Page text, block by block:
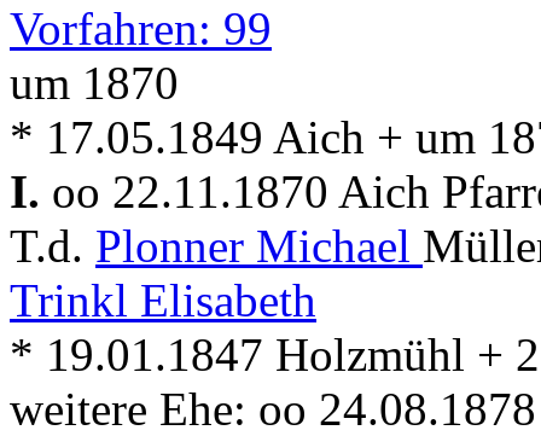
Vorfahren: 99
um 1870
* 17.05.1849 Aich + um
I. oo 22.11.1870 Aich
T.d. Plonner Michael
Trinkl Elisabeth
* 19.01.1847 Holzmühl +
weitere Ehe: oo